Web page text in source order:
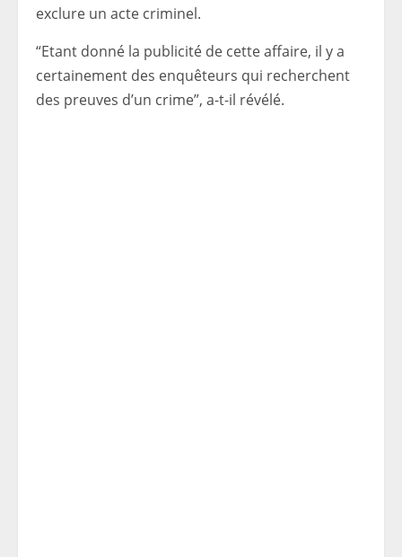
exclure un acte criminel.
“Etant donné la publicité de cette affaire, il y a
certainement des enquêteurs qui recherchent
des preuves d’un crime”, a-t-il révélé.